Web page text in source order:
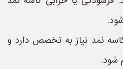
نمد نیاز به تخصص دارد و